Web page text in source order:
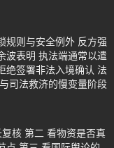
规则与安全例外 反方强
波表明 执法端通常以遣
绝签署非法入境确认 法
司法救济的慢变量阶段
核 第二 看物资是否真